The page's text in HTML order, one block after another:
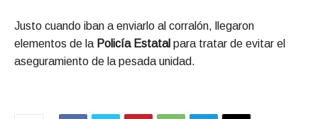
Justo cuando iban a enviarlo al corralón, llegaron
elementos de la Policía Estatal para tratar de evitar el
aseguramiento de la pesada unidad.